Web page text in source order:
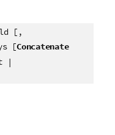
[,
[Concatenate
|